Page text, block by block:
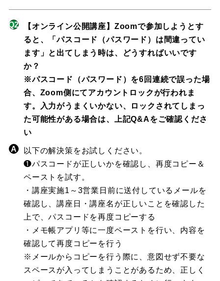
【オンライン公開講座】Zoomで参加しようとす
ると、「パスコード（パスワード）は間違ってい
ます」と出てしまう時は、どうすればいいです
か？
※パスコード（パスワード）を6回連続で誤った場
合、Zoom側にてアカウントロックが行われま
す。入力がうまくいかない、ロックされてしまっ
た可能性がある場合は、上記Q&Aをご確認くださ
い
以下の解決策をお試しください。
❶パスコードが正しいかを確認し、再度コピー＆
ペーストを試す。
・講座実施1～3営業日前に送付しているメールを
確認し、講座日・講座名が正しいことを確認した
上で、パスコードを再度コピーする
・メモ帳アプリ等に一度ペーストを行い、内容を
確認して再度コピーを行う
※メールからコピーを行う際に、意図せず不要な
スペースが入ってしまうことがあるため、正しく